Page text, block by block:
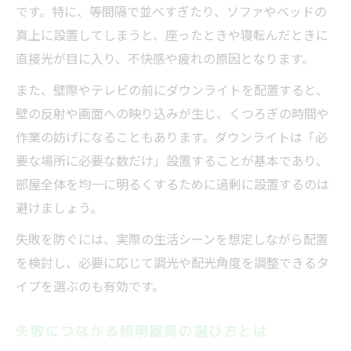
です。特に、等間隔で並べすぎたり、ソファやベッドの
真上に設置してしまうと、座ったときや寝転んだときに
直接光が目に入り、不快感や疲れの原因となります。
また、壁際やテレビの前にダウンライトを配置すると、
壁の反射や画面への映り込みが生じ、くつろぎの時間や
作業の妨げになることもあります。ダウンライトは「必
要な場所に必要な数だけ」設置することが基本であり、
部屋全体を均一に明るくするために過剰に設置するのは
避けましょう。
失敗を防ぐには、実際の生活シーンを想定しながら配置
を検討し、必要に応じて調光や配光角度を調整できるタ
イプを選ぶのも有効です。
失敗につながる照明器具の選び方とは